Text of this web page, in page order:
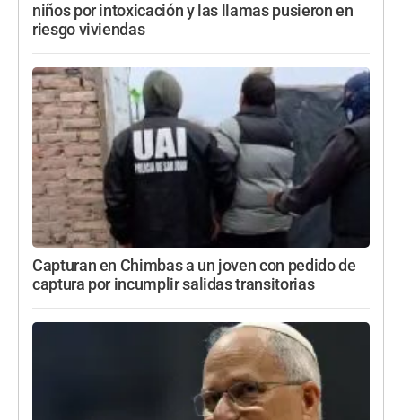
niños por intoxicación y las llamas pusieron en
riesgo viviendas
Capturan en Chimbas a un joven con pedido de
captura por incumplir salidas transitorias